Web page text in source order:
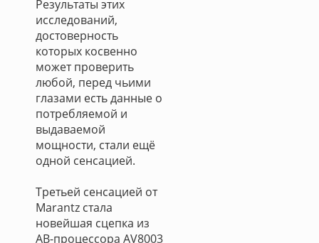
Результаты этих
исследований,
достоверность
которых косвенно
может проверить
любой, перед чьими
глазами есть данные о
потребляемой и
выдаваемой
мощности, стали ещё
одной сенсацией.
Третьей сенсацией от
Marantz стала
новейшая сцепка из
АВ-процессора AV8003